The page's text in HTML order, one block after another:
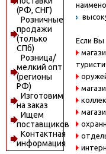
(РФ, СНГ)
Розничные
продажи
(только
СПб)
Розница/
мелкий опт
(регионы
РФ)
Изготовим
на заказ
Ищем
поставщиков
Контактная
информация
Если Вы